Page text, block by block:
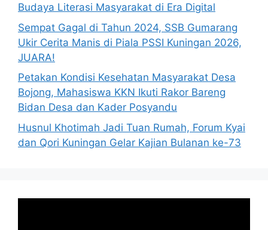
Budaya Literasi Masyarakat di Era Digital
Sempat Gagal di Tahun 2024, SSB Gumarang
Ukir Cerita Manis di Piala PSSI Kuningan 2026,
JUARA!
Petakan Kondisi Kesehatan Masyarakat Desa
Bojong, Mahasiswa KKN Ikuti Rakor Bareng
Bidan Desa dan Kader Posyandu
Husnul Khotimah Jadi Tuan Rumah, Forum Kyai
dan Qori Kuningan Gelar Kajian Bulanan ke-73